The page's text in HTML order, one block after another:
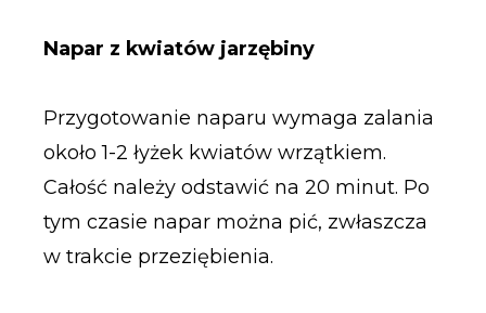
Napar z kwiatów jarzębiny
Przygotowanie naparu wymaga zalania
około 1-2 łyżek kwiatów wrzątkiem.
Całość należy odstawić na 20 minut. Po
tym czasie napar można pić, zwłaszcza
w trakcie przeziębienia.